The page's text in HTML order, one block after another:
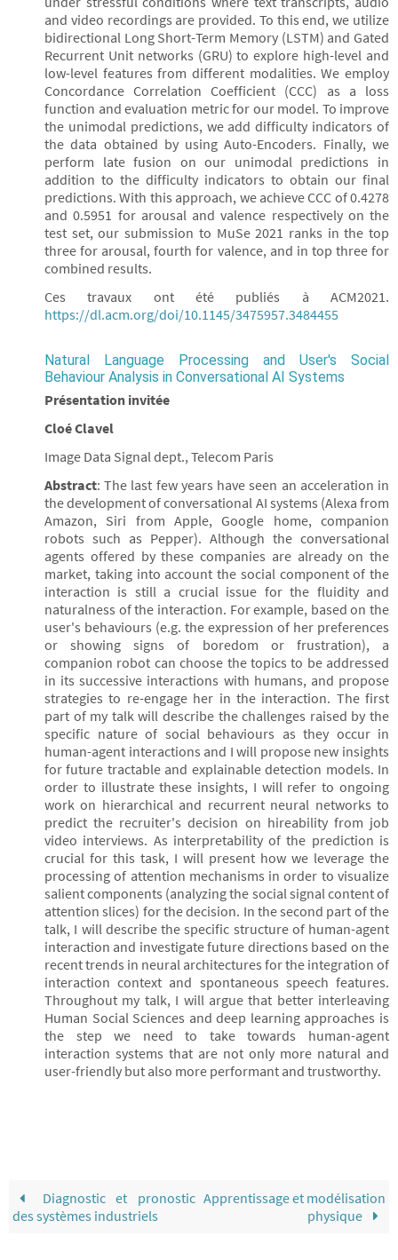
and video recordings are provided. To this end, we utilize
bidirectional Long Short-Term Memory (LSTM) and Gated
Recurrent Unit networks (GRU) to explore high-level and
low-level features from different modalities. We employ
Concordance Correlation Coefficient (CCC) as a loss
function and evaluation metric for our model. To improve
the unimodal predictions, we add difficulty indicators of
the data obtained by using Auto-Encoders. Finally, we
perform late fusion on our unimodal predictions in
addition to the difficulty indicators to obtain our final
predictions. With this approach, we achieve CCC of 0.4278
and 0.5951 for arousal and valence respectively on the
test set, our submission to MuSe 2021 ranks in the top
three for arousal, fourth for valence, and in top three for
combined results.
Ces travaux ont été publiés à ACM2021.
https://dl.acm.org/doi/10.1145/3475957.3484455
Natural Language Processing and User's Social
Behaviour Analysis in Conversational AI Systems
Présentation invitée
Cloé Clavel
Image Data Signal dept., Telecom Paris
Abstract: The last few years have seen an acceleration in
the development of conversational AI systems (Alexa from
Amazon, Siri from Apple, Google home, companion
robots such as Pepper). Although the conversational
agents offered by these companies are already on the
market, taking into account the social component of the
interaction is still a crucial issue for the fluidity and
naturalness of the interaction. For example, based on the
user's behaviours (e.g. the expression of her preferences
or showing signs of boredom or frustration), a
companion robot can choose the topics to be addressed
in its successive interactions with humans, and propose
strategies to re-engage her in the interaction. The first
part of my talk will describe the challenges raised by the
specific nature of social behaviours as they occur in
human-agent interactions and I will propose new insights
for future tractable and explainable detection models. In
order to illustrate these insights, I will refer to ongoing
work on hierarchical and recurrent neural networks to
predict the recruiter's decision on hireability from job
video interviews. As interpretability of the prediction is
crucial for this task, I will present how we leverage the
processing of attention mechanisms in order to visualize
salient components (analyzing the social signal content of
attention slices) for the decision. In the second part of the
talk, I will describe the specific structure of human-agent
interaction and investigate future directions based on the
recent trends in neural architectures for the integration of
interaction context and spontaneous speech features.
Throughout my talk, I will argue that better interleaving
Human Social Sciences and deep learning approaches is
the step we need to take towards human-agent
interaction systems that are not only more natural and
user-friendly but also more performant and trustworthy.
Diagnostic et pronostic
des systèmes industriels
Apprentissage et modélisation
physique